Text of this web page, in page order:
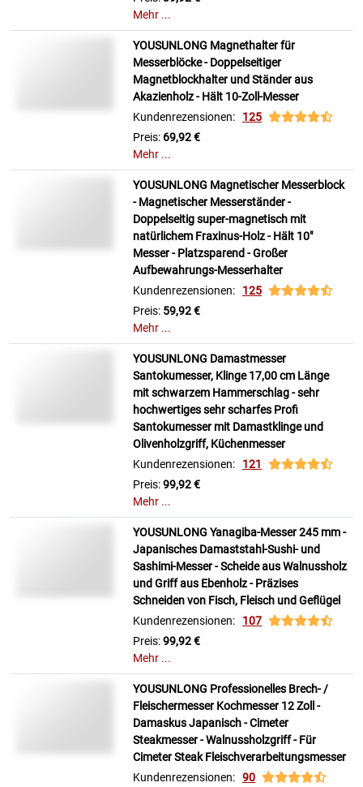
Mehr ...
YOUSUNLONG Magnethalter für
Messerblöcke - Doppelseitiger
Magnetblockhalter und Ständer aus
Akazienholz - Hält 10-Zoll-Messer
Kundenrezensionen: 125
Preis: 69,92 €
Mehr ...
YOUSUNLONG Magnetischer Messerblock
- Magnetischer Messerständer -
Doppelseitig super-magnetisch mit
natürlichem Fraxinus-Holz - Hält 10"
Messer - Platzsparend - Großer
Aufbewahrungs-Messerhalter
Kundenrezensionen: 125
Preis: 59,92 €
Mehr ...
YOUSUNLONG Damastmesser
Santokumesser, Klinge 17,00 cm Länge
mit schwarzem Hammerschlag - sehr
hochwertiges sehr scharfes Profi
Santokumesser mit Damastklinge und
Olivenholzgriff, Küchenmesser
Kundenrezensionen: 121
Preis:99,92 €
Mehr ...
YOUSUNLONG Yanagiba-Messer 245 mm -
Japanisches Damaststahl-Sushi- und
Sashimi-Messer - Scheide aus Walnussholz
und Griff aus Ebenholz - Präzises
Schneiden von Fisch, Fleisch und Geflügel
Kundenrezensionen: 107
Preis:99,92 €
Mehr ...
YOUSUNLONG Professionelles Brech- /
Fleischermesser Kochmesser 12 Zoll -
Damaskus Japanisch - Cimeter
Steakmesser - Walnussholzgriff - Für
Cimeter Steak Fleischverarbeitungsmesser
Kundenrezensionen: 90